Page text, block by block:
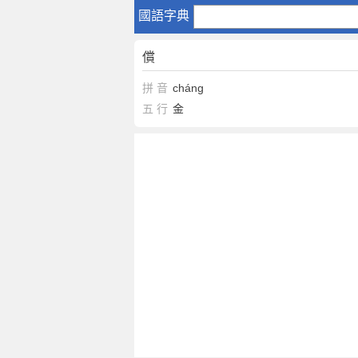
國語字典
償
償
拼 音 cháng
五 行 金